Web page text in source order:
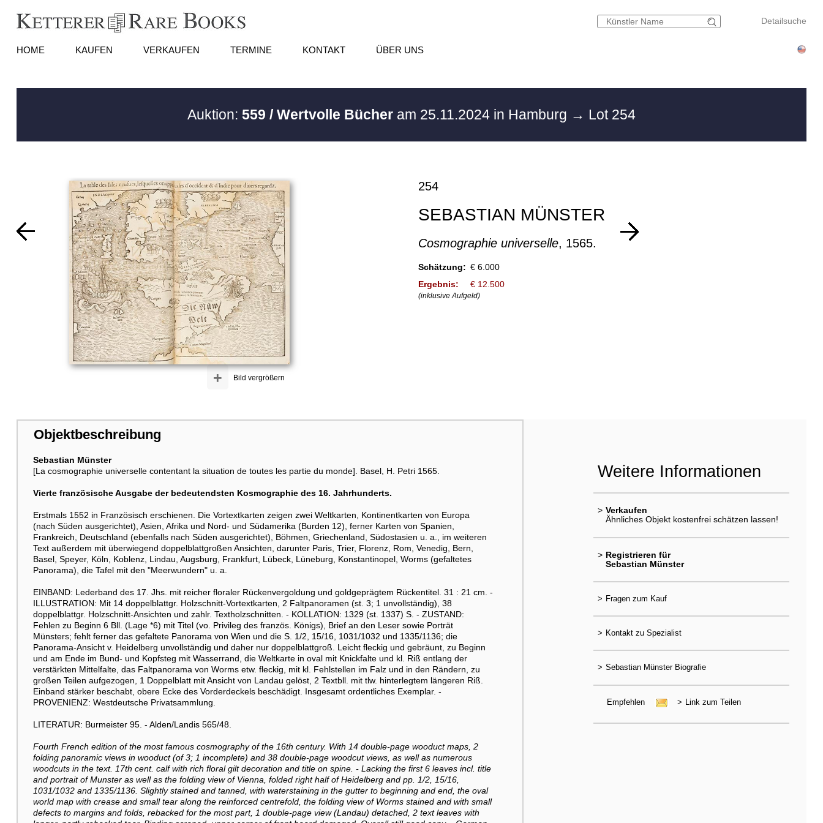
Detailsuche
HOME KAUFEN VERKAUFEN TERMINE KONTAKT ÜBER UNS
Auktion: 559 / Wertvolle Bücheram 25.11.2024 in Hamburg → Lot 254
Bild vergrößern
+
254
SEBASTIAN MÜNSTER
Cosmographie universelle, 1565.
Schätzung: € 6.000
Ergebnis:
€ 12.500
(inklusive Aufgeld)
Objektbeschreibung
Sebastian Münster
[La cosmographie universelle contentant la situation de toutes les partie du monde]. Basel, H. Petri 1565.
Vierte französische Ausgabe der bedeutendsten Kosmographie des 16. Jahrhunderts.
Erstmals 1552 in Französisch erschienen. Die Vortextkarten zeigen zwei Weltkarten, Kontinentkarten von Europa
(nach Süden ausgerichtet), Asien, Afrika und Nord- und Südamerika (Burden 12), ferner Karten von Spanien,
Frankreich, Deutschland (ebenfalls nach Süden ausgerichtet), Böhmen, Griechenland, Südostasien u. a., im weiteren
Text außerdem mit überwiegend doppelblattgroßen Ansichten, darunter Paris, Trier, Florenz, Rom, Venedig, Bern,
Basel, Speyer, Köln, Koblenz, Lindau, Augsburg, Frankfurt, Lübeck, Lüneburg, Konstantinopel, Worms (gefaltetes
Panorama), die Tafel mit den "Meerwundern" u. a.
EINBAND: Lederband des 17. Jhs. mit reicher floraler Rückenvergoldung und goldgeprägtem Rückentitel. 31 : 21 cm. -
ILLUSTRATION: Mit 14 doppelblattgr. Holzschnitt-Vortextkarten, 2 Faltpanoramen (st. 3; 1 unvollständig), 38
doppelblattgr. Holzschnitt-Ansichten und zahlr. Textholzschnitten. - KOLLATION: 1329 (st. 1337) S. - ZUSTAND:
Fehlen zu Beginn 6 Bll. (Lage *6) mit Titel (vo. Privileg des französ. Königs), Brief an den Leser sowie Porträt
Münsters; fehlt ferner das gefaltete Panorama von Wien und die S. 1/2, 15/16, 1031/1032 und 1335/1136; die
Panorama-Ansicht v. Heidelberg unvollständig und daher nur doppelblattgroß. Leicht fleckig und gebräunt, zu Beginn
und am Ende im Bund- und Kopfsteg mit Wasserrand, die Weltkarte in oval mit Knickfalte und kl. Riß entlang der
verstärkten Mittelfalte, das Faltpanorama von Worms etw. fleckig, mit kl. Fehlstellen im Falz und in den Rändern, zu
großen Teilen aufgezogen, 1 Doppelblatt mit Ansicht von Landau gelöst, 2 Textbll. mit tlw. hinterlegtem längeren Riß.
Einband stärker beschabt, obere Ecke des Vorderdeckels beschädigt. Insgesamt ordentliches Exemplar. -
PROVENIENZ: Westdeutsche Privatsammlung.
LITERATUR: Burmeister 95. - Alden/Landis 565/48.
Fourth French edition of the most famous cosmography of the 16th century. With 14 double-page wooduct maps, 2
folding panoramic views in wooduct (of 3; 1 incomplete) and 38 double-page woodcut views, as well as numerous
woodcuts in the text. 17th cent. calf with rich floral gilt decoration and title on spine. - Lacking the first 6 leaves incl. title
and portrait of Munster as well as the folding view of Vienna, folded right half of Heidelberg and pp. 1/2, 15/16,
1031/1032 and 1335/1136. Slightly stained and tanned, with waterstaining in the gutter to beginning and end, the oval
world map with crease and small tear along the reinforced centrefold, the folding view of Worms stained and with small
defects to margins and folds, rebacked for the most part, 1 double-page view (Landau) detached, 2 text leaves with
Weitere Informationen
> Verkaufen
Ähnliches Objekt kostenfrei schätzen lassen!
> Registrieren für
Sebastian Münster
> Fragen zum Kauf
> Kontakt zu Spezialist
> Sebastian Münster Biografie
Empfehlen > Link zum Teilen